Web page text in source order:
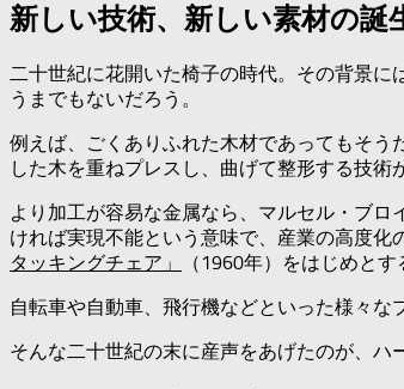
新しい技術、新しい素材の誕
二十世紀に花開いた椅子の時代。その背景
うまでもないだろう。
例えば、ごくありふれた木材であってもそ
した木を重ねプレスし、曲げて整形する技術
より加工が容易な金属なら、マルセル・ブロ
ければ実現不能という意味で、産業の高度
タッキングチェア」
（1960年）をはじめと
自転車や自動車、飛行機などといった様々な
そんな二十世紀の末に産声をあげたのが、ハ